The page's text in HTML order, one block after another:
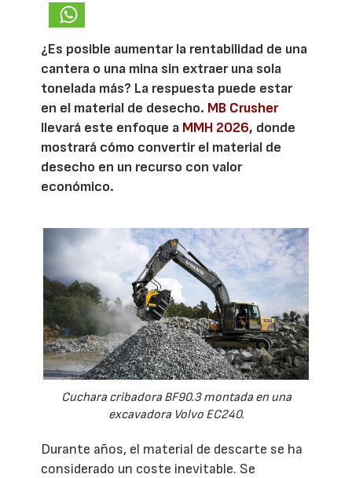
¿Es posible aumentar la rentabilidad de una
cantera o una mina sin extraer una sola
tonelada más? La respuesta puede estar
en el material de desecho. MB Crusher
llevará este enfoque a MMH 2026, donde
mostrará cómo convertir el material de
desecho en un recurso con valor
económico.
Cuchara cribadora BF90.3 montada en una
excavadora Volvo EC240.
Durante años, el material de descarte se ha
considerado un coste inevitable. Se